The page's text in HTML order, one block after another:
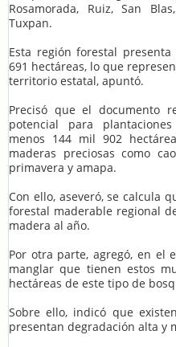
Rosamorada, Ruiz, San
Tuxpan.
Esta región forestal
691 hectáreas, lo que
territorio estatal, apuntó.
Precisó que el documento
potencial para
menos 144 mil 902
maderas preciosas como
primavera y amapa.
Con ello, aseveró, se calcula
forestal maderable regional
madera al año.
Por otra parte, agregó, en el
manglar que tienen estos
hectáreas de este tipo de
Sobre ello, indicó que
presentan degradación alta y